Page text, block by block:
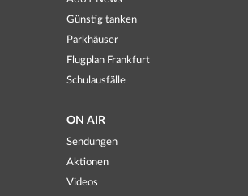
Günstig tanken
Parkhäuser
Flugplan Frankfurt
Schulausfälle
ON AIR
Sendungen
Aktionen
Videos